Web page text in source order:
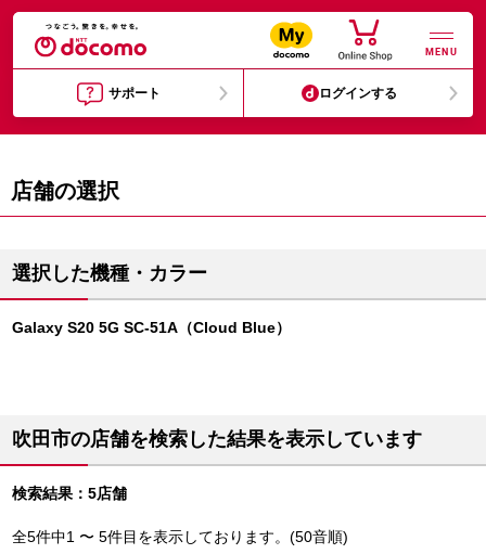
MENU
サポート ログインする
店舗の選択
選択した機種・カラー
Galaxy S20 5G SC-51A（Cloud Blue）
吹田市の店舗を検索した結果を表示しています
検索結果：5店舗
全5件中1 〜 5件目を表示しております。(50音順)